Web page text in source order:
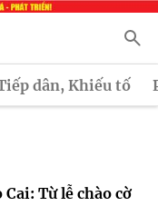
dân, Khiếu tố
Từ lễ chào cờ